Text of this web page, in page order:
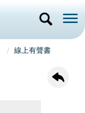
線上有聲書